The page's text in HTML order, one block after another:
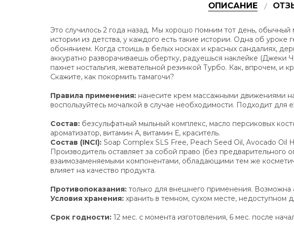
ОПИСАНИЕ
Это случилось 2 года назад. Мы хорошо помним тот день,
истории из детства, у каждого есть такие истории. Одна об
обонянием. Когда стоишь в белых носках и красных сандалиях,
аккуратно разворачиваешь обертку, радуешься наклейке (Джеки
пахнет ностальгия, жевательной резинкой Турбо. Как, впрочем, и
Скажите, как покормить тамагочи?
Правила применения: нанесите крем массажными движениями
воспользуйтесь мочалкой в случае необходимости. Подходит для
Состав: безсульфатный мыльный комплекс, масло персиковых
ароматизатор, витамин А, витамин Е, краситель.
Состав (INCI): Soap Complex SLS Free, Peach Seed Oil, Avocado
Производитель оставляет за собой право (без
взаимозаменяемыми компонентами, обладающими тем же
влияет на качество продукта.
Противопоказания: только для внешнего применения. Возможна
Условия хранения: хранить в темном, сухом месте, недоступном
Срок годности: 12 мес. с момента изготовления, 6 мес. после